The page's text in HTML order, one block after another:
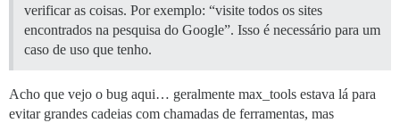
verificar as coisas. Por exemplo: “visite todos os sites
encontrados na pesquisa do Google”. Isso é necessário para um
caso de uso que tenho.
Acho que vejo o bug aqui… geralmente max_tools estava lá para
evitar grandes cadeias com chamadas de ferramentas, mas